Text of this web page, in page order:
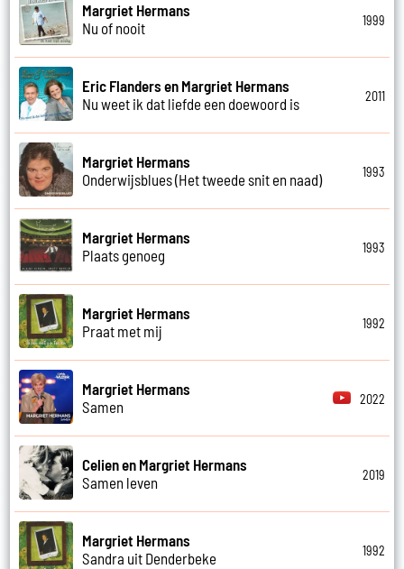
Margriet Hermans
Nu of nooit
1999
Eric Flanders en Margriet Hermans
Nu weet ik dat liefde een doewoord is
2011
Margriet Hermans
Onderwijsblues (Het tweede snit en naad)
1993
Margriet Hermans
Plaats genoeg
1993
Margriet Hermans
Praat met mij
1992
Margriet Hermans
Samen
2022
Celien en Margriet Hermans
Samen leven
2019
Margriet Hermans
Sandra uit Denderbeke
1992